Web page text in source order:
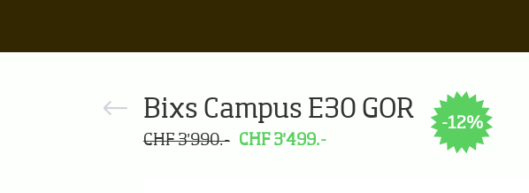
Bixs Campus E30 GOR
-12%
CHF 3'990.-
CHF 3'499.-